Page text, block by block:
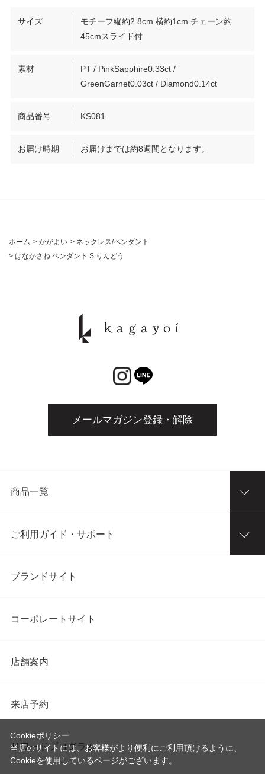
サイズ
モチーフ縦約2.8cm 横約1cm チェーン約
45cmスライド付
素材
PT / PinkSapphire0.33ct /
GreenGarnet0.03ct / Diamond0.14ct
商品番号 KS081
お届け時期 お届けまでは約8週間となります。
ホーム > かがよい > ネックレス/ペンダント
> はなかさね ペンダント S りんどう
メールマガジン登録・解除
商品一覧
ご利用ガイド・サポート
ブランドサイト
コーポレートサイト
店舗案内
来店予約
リワードプログラム
Cookieポリシー
当店のサイトには、お客様がより便利にご利用頂けるように、
Cookieを使用しているページがございます。